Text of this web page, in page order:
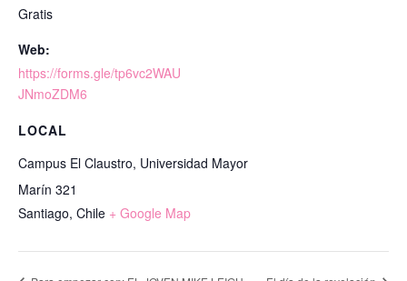
Gratis
Web:
https://forms.gle/tp6vc2WAU
JNmoZDM6
LOCAL
Campus El Claustro, Universidad Mayor
Marín 321
Santiago, Chile + Google Map